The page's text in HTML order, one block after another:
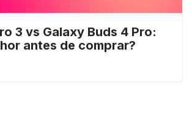
3 vs Galaxy Buds 4 Pro:
antes de comprar?